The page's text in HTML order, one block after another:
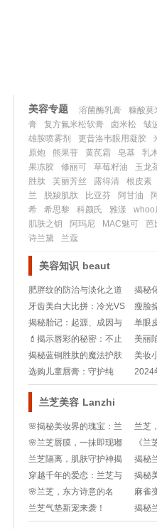
美容专题 溶菌酶乳膏 糠酸莫
膏
复方氟米松软膏 卤米松 皱
雄胺喷雾剂
更昔洛韦眼用凝胶
原炮
熊果苷 黄芪霜 皂基 乳
果冻胶
修丽可 草莓籽油 玉龙
胜肽
芙丽芳丝 露得清 根皮素
兰
脱羧肌肽 比亚芬 阿甘油
希
希思黎 科颜氏 雅漾 whoo
肌肤之钥
阿玛尼 MAC魅可 芭
诗兰黛
兰蔻
美容知识 beaut
肥胖纹的防治与淡化之道
揭秘
真的
牙齿美白大比拼：冷光VS
漂白，哪款让你笑得更灿
烂？✨!
瘦脸
你塑
揭秘胎记：起源、成因与
神秘遗产
单眼
秘眼
教程!
💄揭示唇彩的秘密：不止
是颜色，它是魅力的魔法
棒!
美丽
线背
揭秘蓝铜胜肽的魔法护肤
秘密，肌肤焕发新生力量!
美妆
克，
选购儿童唇膏：守护纯
真，关注成分
2024
龄的
兰芝美容 Lanzhi
🌸揭秘美妆界的瑰宝：兰
芝，来自韩国的秘密花园
🌸
兰芝
宝，
🌸兰芝唇膜，一抹即现嘟
嘟唇💖，告别干燥不再怕!
《兰
终章
兰芝隔离，肌肤守护神揭
秘！隔离霜界的翘楚!
揭秘
查询
穿越千年的爱恋：兰芝与
仲卿的凄美传说 이야기💖
揭秘
（
析💖!
🌸兰芝，东方诗意的名
字，承载着何种美丽秘
密？🌸
麻雀
再塑
重生
兰芝气垫新宠来袭！
13&21色号大揭秘，你选
揭秘
法！